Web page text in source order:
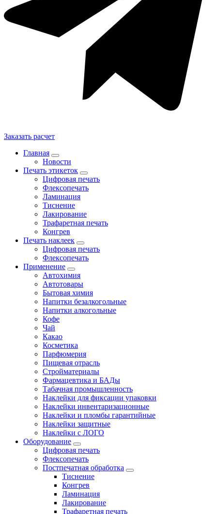
Заказать расчет
Главная
Новости
Печать этикеток
Цифровая печать
Флексопечать
Ламинация
Тиснение
Лакирование
Трафаретная печать
Конгрев
Печать наклеек
Цифровая печать
Флексопечать
Применение
Автохимия
Автотовары
Бытовая химия
Напитки безалкогольные
Напитки алкогольные
Кофе
Чай
Какао
Косметика
Парфюмерия
Пищевая отрасль
Стройматериалы
Фармацевтика и БАДы
Табачная промышленность
Наклейки для фиксации упаковки
Наклейки инвентаризационные
Наклейки и пломбы гарантийные
Наклейки защитные
Наклейки с ЛОГО
Оборудование
Цифровая печать
Флексопечать
Постпечатная обработка
Тиснение
Конгрев
Ламинация
Лакирование
Трафаретная печать